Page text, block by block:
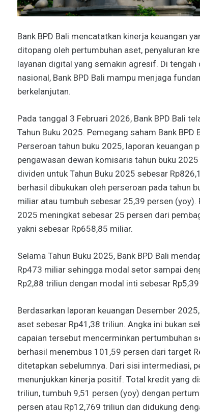
Bank BPD Bali mencatatkan kinerja keuangan
ditopang oleh pertumbuhan aset, penyaluran
layanan digital yang semakin agresif. Di
nasional, Bank BPD Bali mampu menjaga
berkelanjutan.
Pada tanggal 3 Februari 2026, Bank BPD Bali
Tahun Buku 2025. Pemegang saham Bank BPD
Perseroan tahun buku 2025, laporan keuangan
pengawasan dewan komisaris tahun buku
dividen untuk Tahun Buku 2025 sebesar
berhasil dibukukan oleh perseroan pada tahun
miliar atau tumbuh sebesar 25,39 persen (yoy).
2025 meningkat sebesar 25 persen dari
yakni sebesar Rp658,85 miliar.
Selama Tahun Buku 2025, Bank BPD Bali
Rp473 miliar sehingga modal setor sampai
Rp2,88 triliun dengan modal inti sebesar
Berdasarkan laporan keuangan Desember
aset sebesar Rp41,38 triliun. Angka ini bukan
capaian tersebut mencerminkan pertumbuhan
berhasil menembus 101,59 persen dari target
ditetapkan sebelumnya. Dari sisi intermediasi,
menunjukkan kinerja positif. Total kredit yang
triliun, tumbuh 9,51 persen (yoy) dengan
persen atau Rp12,769 triliun dan didukung